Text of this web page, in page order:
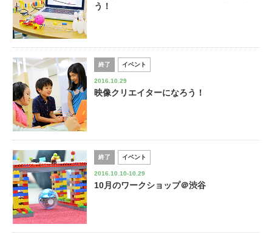
う！
終了 イベント
2016.10.29
映像クリエイターになろう！
終了 イベント
2016.10.10-10.29
10月のワークショップ＠渋谷